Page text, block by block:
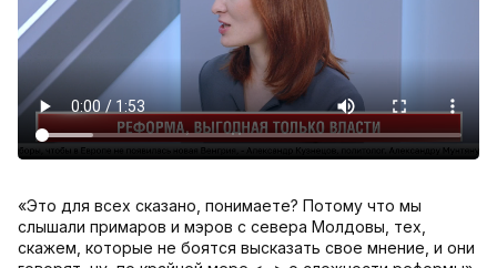
«Это для всех сказано, понимаете? Потому что мы
слышали примаров и мэров с севера Молдовы, тех,
скажем, которые не боятся высказать свое мнение, и они